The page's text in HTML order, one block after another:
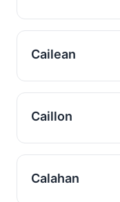
Cailean
Caillon
Calahan